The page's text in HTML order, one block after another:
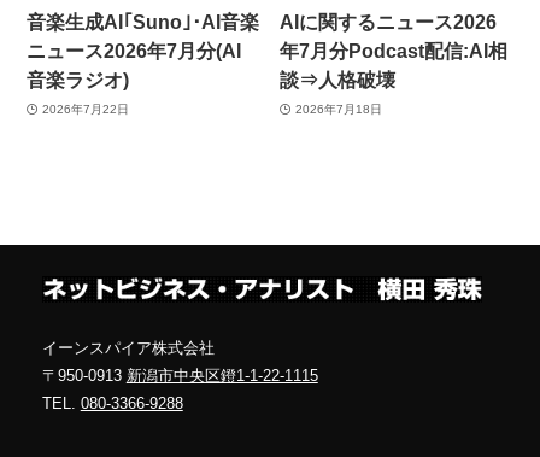
音楽生成AI｢Suno｣･AI音楽
ニュース2026年7月分(AI
音楽ラジオ)
2026年7月22日
AIに関するニュース2026
年7月分Podcast配信:AI相
談⇒人格破壊
2026年7月18日
イーンスパイア株式会社
〒950-0913 新潟市中央区鐙1-1-22-1115
TEL. 080-3366-9288